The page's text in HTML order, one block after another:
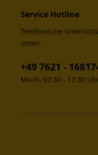
Service Hotline
Telefonische
unter:
+49 7621 -
Mo-Fr, 07:30 - 17:30